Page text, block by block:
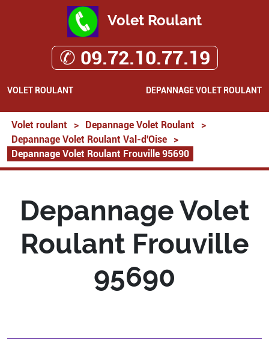
Volet Roulant
✆ 09.72.10.77.19
VOLET ROULANT DEPANNAGE VOLET ROULANT
Volet roulant > Depannage Volet Roulant
>
Depannage Volet Roulant Val-d'Oise
>
Depannage Volet Roulant Frouville 95690
Depannage Volet
Roulant Frouville
95690